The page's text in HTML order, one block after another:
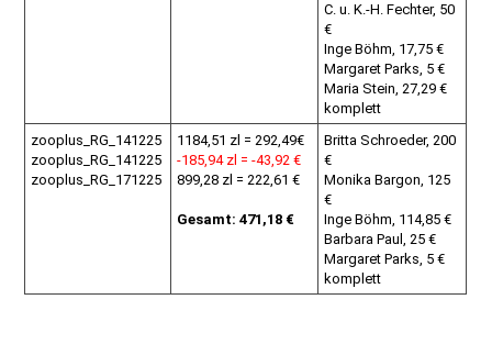
C. u. K.-H. Fechter, 50
€
Inge Böhm, 17,75 €
Margaret Parks, 5 €
Maria Stein, 27,29 €
komplett
zooplus_RG_141225
zooplus_RG_141225
zooplus_RG_171225
1184,51 zl = 292,49€
-185,94 zl = -43,92 €
899,28 zl = 222,61 €
Gesamt: 471,18 €
Britta Schroeder, 200
€
Monika Bargon, 125
€
Inge Böhm, 114,85 €
Barbara Paul, 25 €
Margaret Parks, 5 €
komplett